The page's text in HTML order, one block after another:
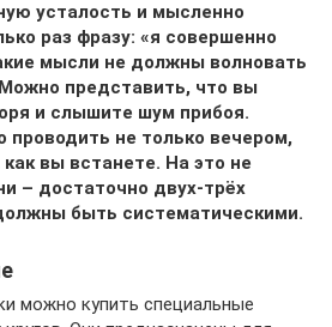
усталость и мысленно
раз фразу: «я совершенно
мысли не должны волновать
представить, что вы
и слышите шум прибоя.
проводить не только вечером,
вы встанете. На это не
– достаточно двух-трёх
быть систематическими.
можно купить специальные